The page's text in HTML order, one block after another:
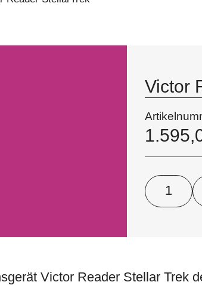
Victor
Victor Reader Stellar Trek